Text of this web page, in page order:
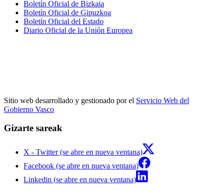
Boletín Oficial de Bizkaia
Boletín Oficial de Gipuzkoa
Boletín Oficial del Estado
Diario Oficial de la Unión Europea
Sitio web desarrollado y gestionado por el Servicio Web del
Gobierno Vasco
Gizarte sareak
X - Twitter (se abre en nueva ventana)
Facebook (se abre en nueva ventana)
Linkedin (se abre en nueva ventana)